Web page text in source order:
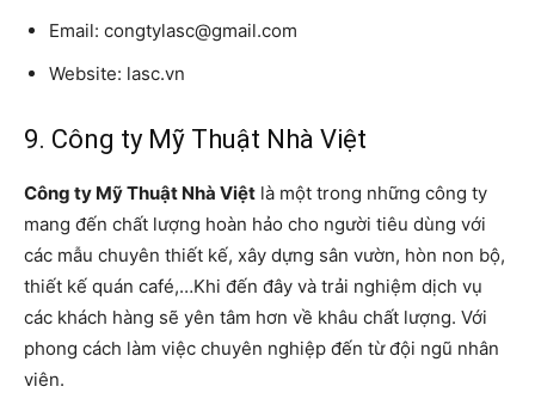
Email: congtylasc@gmail.com
Website: lasc.vn
9. Công ty Mỹ Thuật Nhà Việt
Công ty Mỹ Thuật Nhà Việt là một trong những công ty
mang đến chất lượng hoàn hảo cho người tiêu dùng với
các mẫu chuyên thiết kế, xây dựng sân vườn, hòn non bộ,
thiết kế quán café,…Khi đến đây và trải nghiệm dịch vụ
các khách hàng sẽ yên tâm hơn về khâu chất lượng. Với
phong cách làm việc chuyên nghiệp đến từ đội ngũ nhân
viên.